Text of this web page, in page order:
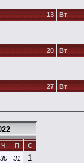
13 Вт
20 Вт
27 Вт
Ч П
С
30 31 1